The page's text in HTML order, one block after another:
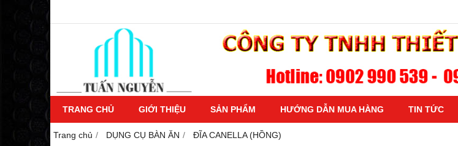
TRANG CHỦ GIỚI THIỆU SẢN PHẨM HƯỚNG DẪN MUA HÀNG TIN TỨC
Trang chủ DỤNG CỤ BÀN ĂN ĐĨA CANELLA (HỒNG)